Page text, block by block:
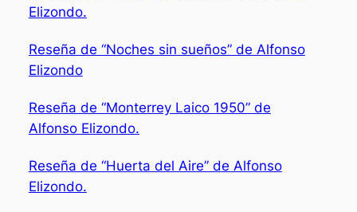
Elizondo.
Reseña de “Noches sin sueños” de Alfonso
Elizondo
Reseña de “Monterrey Laico 1950” de
Alfonso Elizondo.
Reseña de “Huerta del Aire” de Alfonso
Elizondo.